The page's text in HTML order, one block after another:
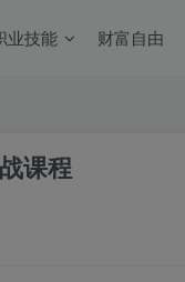
业技能 财富自由
课程